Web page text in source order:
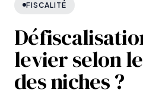
FISCALITÉ
levier selon
des niches ?